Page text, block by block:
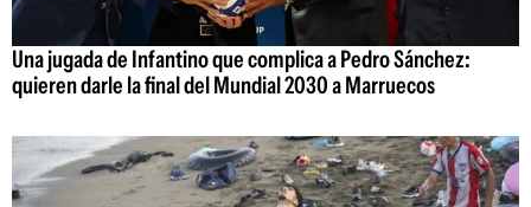
Una jugada de Infantino que complica a Pedro Sánchez:
quieren darle la final del Mundial 2030 a Marruecos